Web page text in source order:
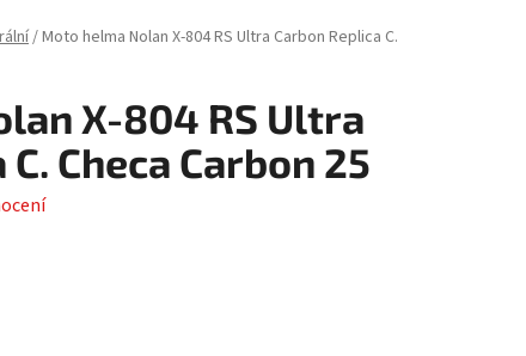
/Moto helma Nolan X-804 RS Ultra Carbon Replica C.
X-804 RS Ultra
Checa Carbon 25